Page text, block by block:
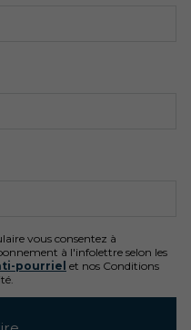
vous consentez à
à l'infolettre selon les
pourriel et nos Conditions